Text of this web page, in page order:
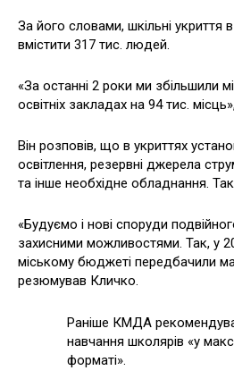
За його словами, шкільні укриття
вмістити 317 тис. людей.
«За останні 2 роки ми збільшили
освітніх закладах на 94 тис.
Він розповів, що в укриттях
освітлення, резервні джерела
та інше необхідне обладнання.
«Будуємо і нові споруди
захисними можливостями. Так, у
міському бюджеті передбачили
резюмував Кличко.
Раніше КМДА
навчання школярів «у
форматі».